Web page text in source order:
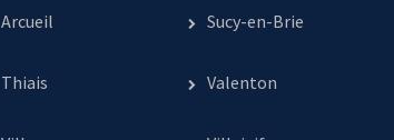
Arcueil Sucy-en-Brie
Thiais Valenton